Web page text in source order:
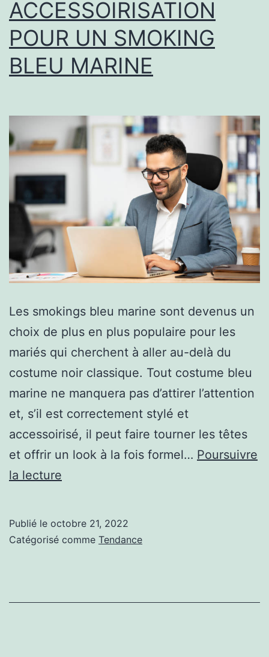
ACCESSOIRISATION
POUR UN SMOKING
BLEU MARINE
Les smokings bleu marine sont devenus un
choix de plus en plus populaire pour les
mariés qui cherchent à aller au-delà du
costume noir classique. Tout costume bleu
marine ne manquera pas d’attirer l’attention
et, s’il est correctement stylé et
accessoirisé, il peut faire tourner les têtes
et offrir un look à la fois formel… Poursuivre
la lecture
SMOKING
Publié le octobre 21, 2022
Catégorisé comme Tendance